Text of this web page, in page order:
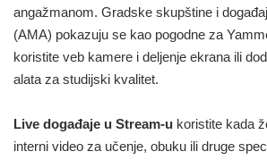
angažmanom. Gradske skupštine i
(AMA) pokazuju se kao pogodne za
koristite veb kamere i deljenje ekrana ili
alata za studijski kvalitet.
Live događaje u Stream-u koristite kada
interni video za učenje, obuku ili druge